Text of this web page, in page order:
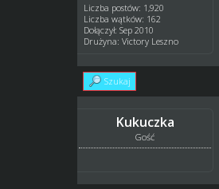
Liczba postów: 1,920
Liczba wątków: 162
Dołączył: Sep 2010
Drużyna: Victory Leszno
Szukaj
Kukuczka
Gość